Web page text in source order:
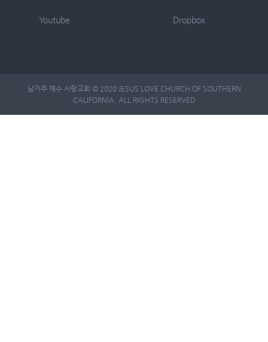
Youtube Dropbox
남가주 예수 사랑교회 © 2020 JESUS LOVE CHURCH OF SOUTHERN
CALIFORNIA. ALL RIGHTS RESERVED